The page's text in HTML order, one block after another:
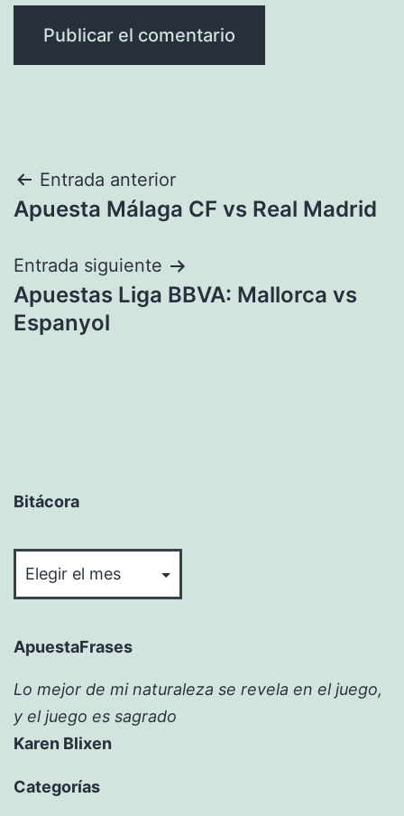
Navegación
de
entradas
Entrada anterior
Apuesta Málaga CF vs Real Madrid
Entrada siguiente
Apuestas Liga BBVA: Mallorca vs
Espanyol
Bitácora
ApuestaFrases
Lo mejor de mi naturaleza se revela en el juego,
y el juego es sagrado
Karen Blixen
Categorías